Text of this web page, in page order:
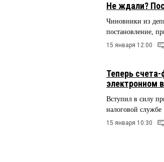
Не ждали?
Чиновники из
постановление,
15 января 12:00
Теперь
электронном
Вступил в силу
налоговой службе
15 января 10:30